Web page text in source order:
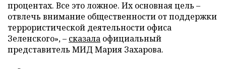
процентах. Все это ложное. Их основная цель –
отвлечь внимание общественности от поддержки
террористической деятельности офиса
Зеленского», – сказала официальный
представитель МИД Мария Захарова.